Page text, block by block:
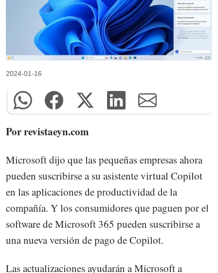
2024-01-16
Por revistaeyn.com
Microsoft dijo que las pequeñas empresas ahora
pueden suscribirse a su asistente virtual Copilot
en las aplicaciones de productividad de la
compañía. Y los consumidores que paguen por el
software de Microsoft 365 pueden suscribirse a
una nueva versión de pago de Copilot.
Las actualizaciones ayudarán a Microsoft a